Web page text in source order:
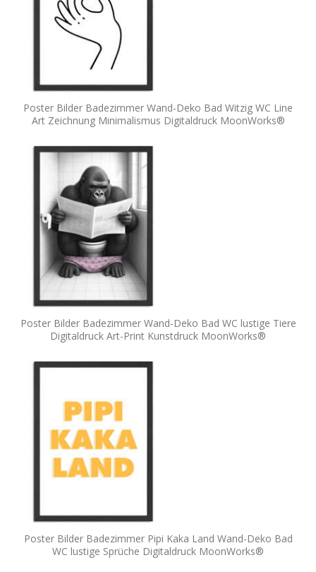
Poster Bilder Badezimmer Wand-Deko Bad Witzig WC Line
Art Zeichnung Minimalismus Digitaldruck MoonWorks®
Poster Bilder Badezimmer Wand-Deko Bad WC lustige Tiere
Digitaldruck Art-Print Kunstdruck MoonWorks®
Poster Bilder Badezimmer Pipi Kaka Land Wand-Deko Bad
WC lustige Sprüche Digitaldruck MoonWorks®